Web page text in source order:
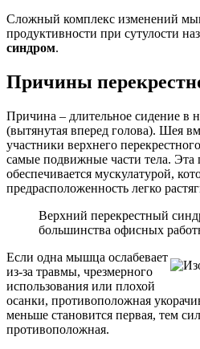
Сложный комплекс изменений
продуктивности при сутулости
синдром.
Причины
Причина – длительное сидение в
(вытянутая вперед голова). Шея
участники верхнего
самые подвижные части тела. Эта
обеспечивается мускулатурой,
предрасположенность легко
Верхний перекрестный
большинства офисных
Если одна мышца ослабевает
из-за травмы, чрезмерного
использования или плохой
осанки, противоположная
меньше становится первая, тем
противоположная.